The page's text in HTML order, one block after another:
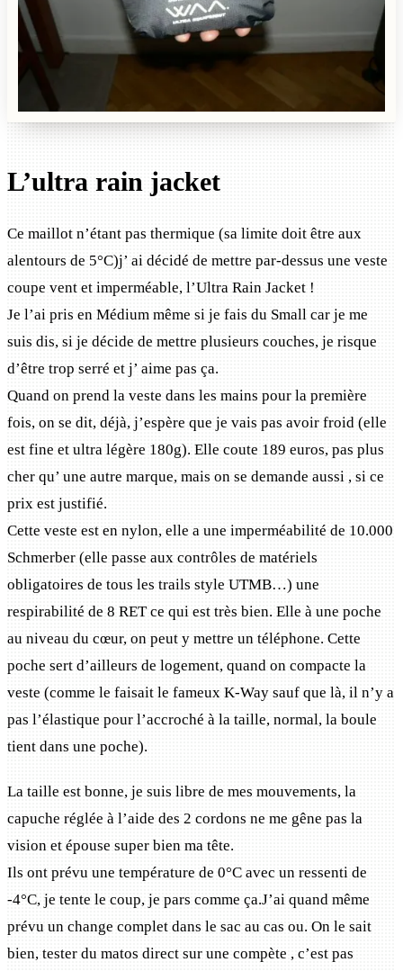
L’ultra rain jacket
Ce maillot n’étant pas thermique (sa limite doit être aux
alentours de 5°C)j’ ai décidé de mettre par-dessus une veste
coupe vent et imperméable, l’Ultra Rain Jacket !
Je l’ai pris en Médium même si je fais du Small car je me
suis dis, si je décide de mettre plusieurs couches, je risque
d’être trop serré et j’ aime pas ça.
Quand on prend la veste dans les mains pour la première
fois, on se dit, déjà, j’espère que je vais pas avoir froid (elle
est fine et ultra légère 180g). Elle coute 189 euros, pas plus
cher qu’ une autre marque, mais on se demande aussi , si ce
prix est justifié.
Cette veste est en nylon, elle a une imperméabilité de 10.000
Schmerber (elle passe aux contrôles de matériels
obligatoires de tous les trails style UTMB…) une
respirabilité de 8 RET ce qui est très bien. Elle à une poche
au niveau du cœur, on peut y mettre un téléphone. Cette
poche sert d’ailleurs de logement, quand on compacte la
veste (comme le faisait le fameux K-Way sauf que là, il n’y a
pas l’élastique pour l’accroché à la taille, normal, la boule
tient dans une poche).
La taille est bonne, je suis libre de mes mouvements, la
capuche réglée à l’aide des 2 cordons ne me gêne pas la
vision et épouse super bien ma tête.
Ils ont prévu une température de 0°C avec un ressenti de
-4°C, je tente le coup, je pars comme ça.J’ai quand même
prévu un change complet dans le sac au cas ou. On le sait
bien, tester du matos direct sur une compète , c’est pas